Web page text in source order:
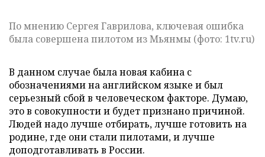
По мнению Сергея Гаврилова, ключевая ошибка
была совершена пилотом из Мьянмы (фото: 1tv.ru)
В данном случае была новая кабина с
обозначениями на английском языке и был
серьезный сбой в человеческом факторе. Думаю,
это в совокупности и будет признано причиной.
Людей надо лучше отбирать, лучше готовить на
родине, где они стали пилотами, и лучше
доподготавливать в России.